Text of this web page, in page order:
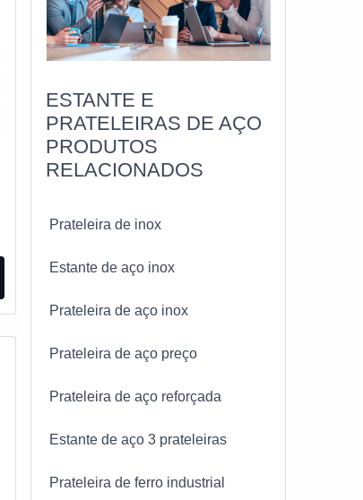
ESTANTE E
PRATELEIRAS DE AÇO
PRODUTOS
RELACIONADOS
Prateleira de inox
Estante de aço inox
Prateleira de aço inox
Prateleira de aço preço
Prateleira de aço reforçada
Estante de aço 3 prateleiras
Prateleira de ferro industrial